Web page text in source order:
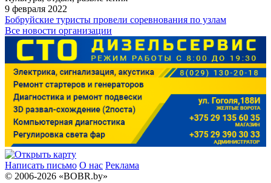
9 февраля 2022
Бобруйские туристы провели соревнования по узлам
Все новости организации
Написать письмо О нас Реклама
© 2006-2026 «BOBR.by»